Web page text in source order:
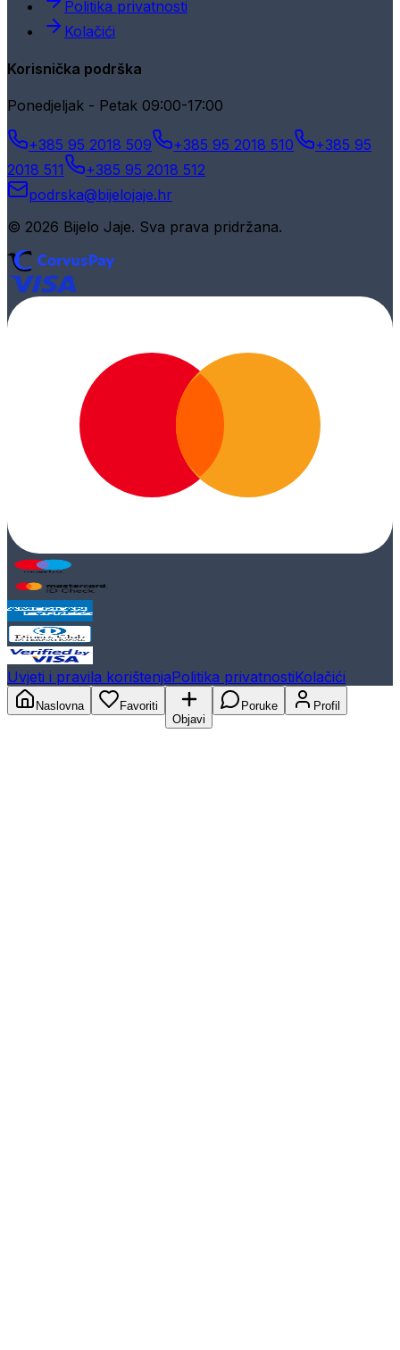
Politika privatnosti
Kolačići
Korisnička podrška
Ponedjeljak - Petak 09:00-17:00
+385 95 2018 509 +385 95 2018 510
+385 95
2018 511
+385 95 2018 512
podrska@bijelojaje.hr
© 2026 Bijelo Jaje. Sva prava pridržana.
Uvjeti i pravila korištenjaPolitika privatnostiKolačići
Naslovna
Favoriti
Objavi
Poruke Profil